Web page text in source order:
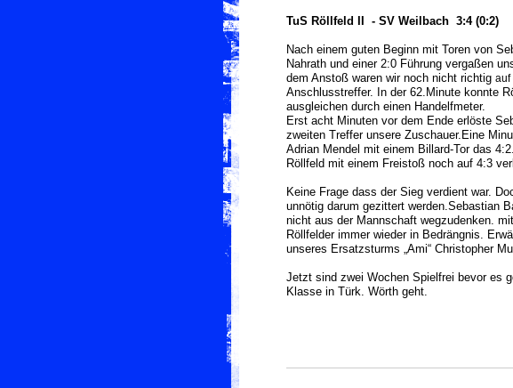
TuS Röllfeld II - SV Weilbach 3:4 (0:2)
Nach einem guten Beginn mit Toren von
Nahrath und einer 2:0 Führung vergaßen
dem Anstoß waren wir noch nicht richtig auf
Anschlusstreffer. In der 62.Minute konnte
ausgleichen durch einen Handelfmeter.
Erst acht Minuten vor dem Ende erlöste
zweiten Treffer unsere Zuschauer.Eine
Adrian Mendel mit einem Billard-Tor das
Röllfeld mit einem Freistoß noch auf 4:3
Keine Frage dass der Sieg verdient war.
unnötig darum gezittert werden.Sebastian
nicht aus der Mannschaft wegzudenken.
Röllfelder immer wieder in Bedrängnis.
unseres Ersatzsturms „Ami“ Christopher
Jetzt sind zwei Wochen Spielfrei bevor es
Klasse in Türk. Wörth geht.